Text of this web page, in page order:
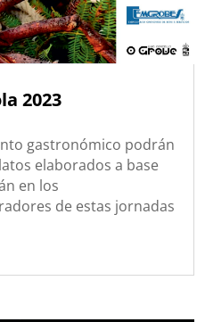
2023
gastronómico podrán
elaborados a base
en los
de estas jornadas